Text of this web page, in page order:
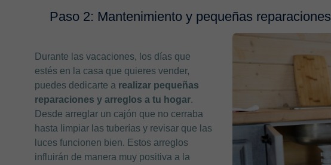
Paso 2: Mantenimiento y pequeñas reparaciones
Durante las vacaciones, los días que
estés en la casa que quieres vender,
puedes dedicarte a realizar pequeñas
reparaciones y arreglos a tu hogar.
Desde arreglar un cajón que no cerraba
hasta limpiar las tuberías y revisar que las
luces funcionen bien. Estos arreglos
influirán de manera muy positiva a la